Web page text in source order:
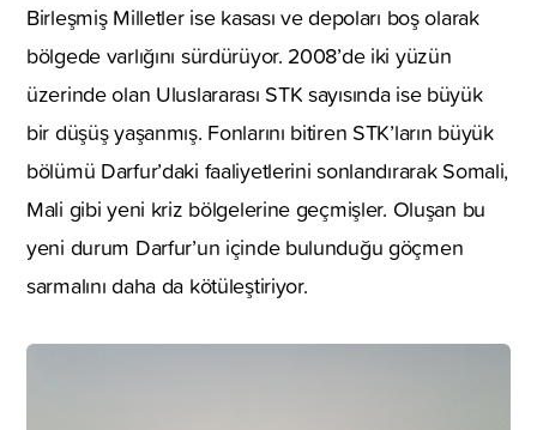
Birleşmiş Milletler ise kasası ve depoları boş olarak
bölgede varlığını sürdürüyor. 2008’de iki yüzün
üzerinde olan Uluslararası STK sayısında ise büyük
bir düşüş yaşanmış. Fonlarını bitiren STK’ların büyük
bölümü Darfur’daki faaliyetlerini sonlandırarak Somali,
Mali gibi yeni kriz bölgelerine geçmişler. Oluşan bu
yeni durum Darfur’un içinde bulunduğu göçmen
sarmalını daha da kötüleştiriyor.